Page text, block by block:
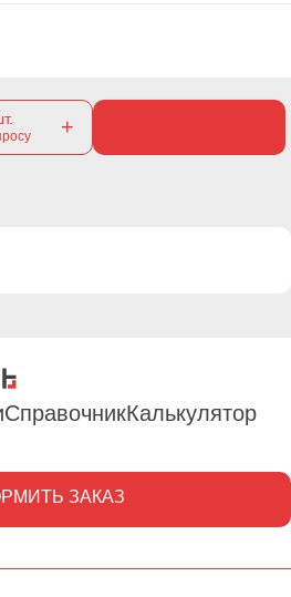
+
СправочникКалькулятор
ЗАКАЗ